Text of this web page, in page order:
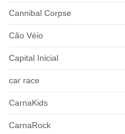
Cannibal Corpse
Cão Véio
Capital Inicial
car race
CarnaKids
CarnaRock